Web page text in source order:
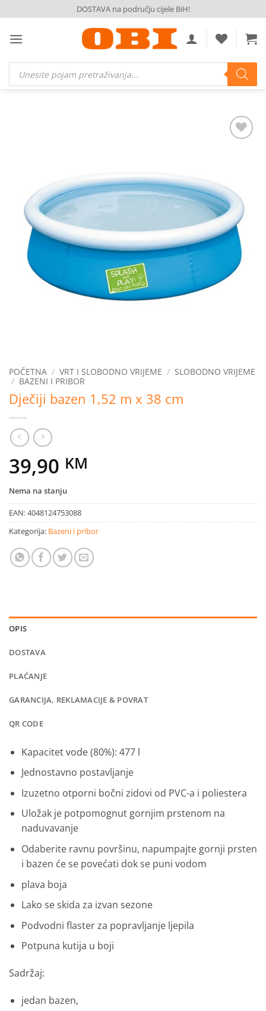
to
content
DOSTAVA na području cijele BiH!
Products
search
POČETNA / VRT I SLOBODNO VRIJEME / SLOBODNO VRIJEME
/ BAZENI I PRIBOR
Dječiji bazen 1,52 m x 38 cm
39,90 KM
Nema na stanju
EAN:4048124753088
Kategorija: Bazeni i pribor
OPIS
DOSTAVA
PLAĆANJE
GARANCIJA, REKLAMACIJE & POVRAT
QR CODE
Kapacitet vode (80%): 477 l
Jednostavno postavljanje
Izuzetno otporni bočni zidovi od PVC-a i poliestera
Uložak je potpomognut gornjim prstenom na
naduvavanje
Odaberite ravnu površinu, napumpajte gornji prsten
i bazen će se povećati dok se puni vodom
plava boja
Lako se skida za izvan sezone
Podvodni flaster za popravljanje ljepila
Potpuna kutija u boji
Sadržaj:
jedan bazen,